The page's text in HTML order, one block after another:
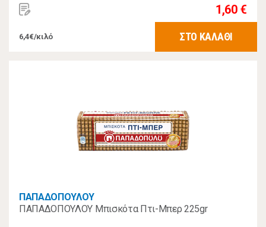
1,60 €
6,4€/κιλό ΣΤΟ ΚΑΛΑΘΙ
ΠΑΠΑΔΟΠΟΥΛΟΥ
ΠΑΠΑΔΟΠΟΥΛΟΥ Μπισκότα Πτι-Μπερ 225gr